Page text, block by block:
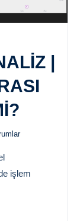
|
işlem